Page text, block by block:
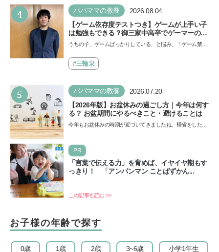
盆…
4 パパママの教養 2026.08.04
【ゲーム依存度テストつき】ゲームが上手い子
は勉強もできる？御三家中高卒でゲーマーの医
師・阿部智史さんが教えるゲームしながら受験
で勝つためのメソッド
うちの子、ゲームばっかりしている、と悩み、「ゲーム禁
も…#三輪泉
5 パパママの教養 2026.07.20
【2026年版】お盆休みの過ごし方｜今年は何す
る？ お盆期間にやるべきこと・避けることは
今年もお盆休みの時期が近づいてきましたね。帰省をした
PR
「言葉で伝える力」を育めば、イヤイヤ期もす
っきり！ 「アンパンマン ことばずかん...
この記事も読む >>
お子様の年齢で探す
0歳 1歳 2歳 3~6歳 小学1年生